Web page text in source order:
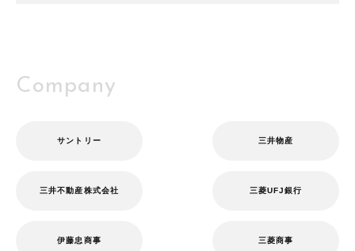
Company
サントリー 三井物産
三井不動産株式会社 三菱UFJ銀行
伊藤忠商事 三菱商事